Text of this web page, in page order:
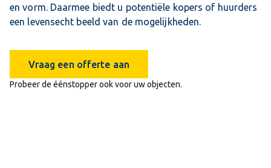
en vorm. Daarmee biedt u potentiële kopers of huurders
een levensecht beeld van de mogelijkheden.
Vraag een offerte aan
Probeer de éénstopper ook voor uw objecten.